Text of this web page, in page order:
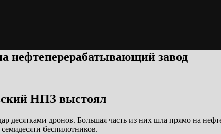
нефтеперерабатывающий завод
НПЗ выстоял
десятками дронов. Большая часть из них шла прямо на
беспилотников.